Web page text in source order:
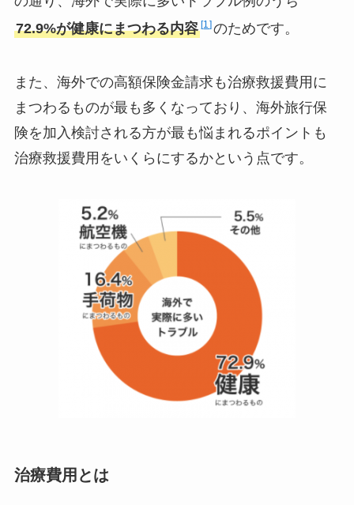
72.9%が健康にまつわる内容 1 のためです。
また、海外での高額保険金請求も治療救援費用に
まつわるものが最も多くなっており、海外旅行保
険を加入検討される方が最も悩まれるポイントも
治療救援費用をいくらにするかという点です。
治療費用とは